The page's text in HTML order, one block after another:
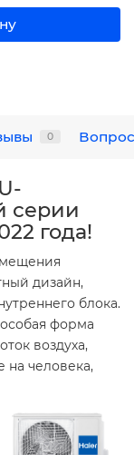
0
серии
года!
дизайн,
блока.
форма
воздуха,
на человека,